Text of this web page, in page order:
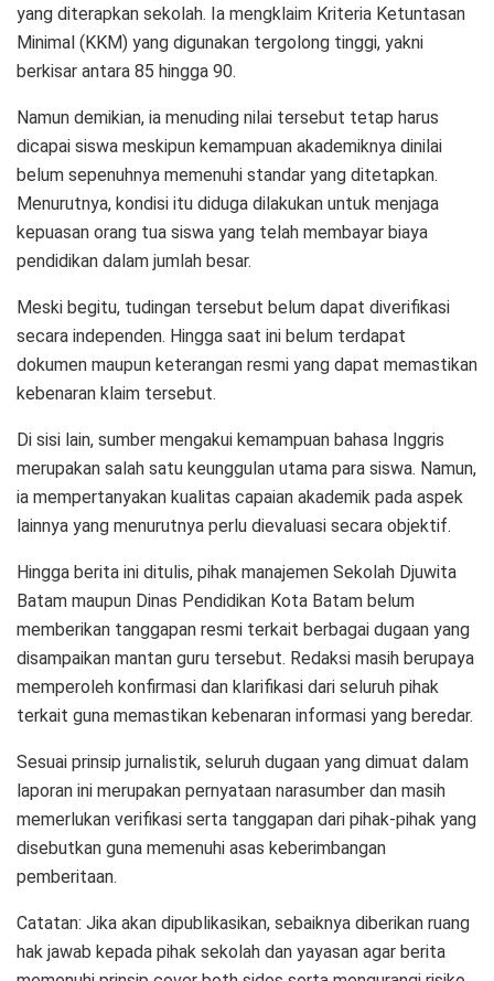
yang diterapkan sekolah. Ia mengklaim Kriteria Ketuntasan
Minimal (KKM) yang digunakan tergolong tinggi, yakni
berkisar antara 85 hingga 90.
Namun demikian, ia menuding nilai tersebut tetap harus
dicapai siswa meskipun kemampuan akademiknya dinilai
belum sepenuhnya memenuhi standar yang ditetapkan.
Menurutnya, kondisi itu diduga dilakukan untuk menjaga
kepuasan orang tua siswa yang telah membayar biaya
pendidikan dalam jumlah besar.
Meski begitu, tudingan tersebut belum dapat diverifikasi
secara independen. Hingga saat ini belum terdapat
dokumen maupun keterangan resmi yang dapat memastikan
kebenaran klaim tersebut.
Di sisi lain, sumber mengakui kemampuan bahasa Inggris
merupakan salah satu keunggulan utama para siswa. Namun,
ia mempertanyakan kualitas capaian akademik pada aspek
lainnya yang menurutnya perlu dievaluasi secara objektif.
Hingga berita ini ditulis, pihak manajemen Sekolah Djuwita
Batam maupun Dinas Pendidikan Kota Batam belum
memberikan tanggapan resmi terkait berbagai dugaan yang
disampaikan mantan guru tersebut. Redaksi masih berupaya
memperoleh konfirmasi dan klarifikasi dari seluruh pihak
terkait guna memastikan kebenaran informasi yang beredar.
Sesuai prinsip jurnalistik, seluruh dugaan yang dimuat dalam
laporan ini merupakan pernyataan narasumber dan masih
memerlukan verifikasi serta tanggapan dari pihak-pihak yang
disebutkan guna memenuhi asas keberimbangan
pemberitaan.
Catatan: Jika akan dipublikasikan, sebaiknya diberikan ruang
hak jawab kepada pihak sekolah dan yayasan agar berita